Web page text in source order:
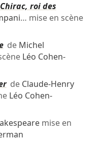
roi des
… mise en scène
de Michel
Léo Cohen-
de Claude-Henry
Léo Cohen-
mise en